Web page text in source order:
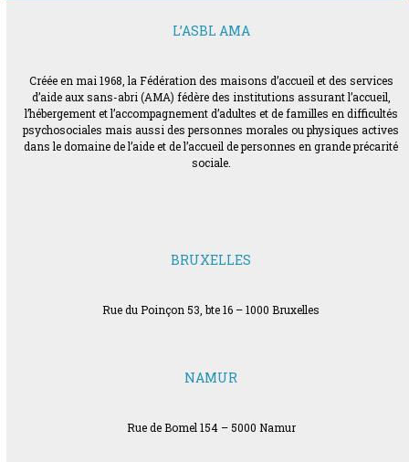
L’ASBL AMA
Créée en mai 1968, la Fédération des maisons d’accueil et des services
d’aide aux sans-abri (AMA) fédère des institutions assurant l’accueil,
l’hébergement et l’accompagnement d’adultes et de familles en difficultés
psychosociales mais aussi des personnes morales ou physiques actives
dans le domaine de l’aide et de l’accueil de personnes en grande précarité
sociale.
BRUXELLES
Rue du Poinçon 53, bte 16 – 1000 Bruxelles
NAMUR
Rue de Bomel 154 – 5000 Namur